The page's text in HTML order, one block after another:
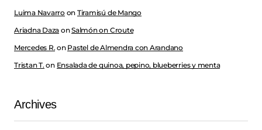
Luima Navarro on Tiramisú de Mango
Ariadna Daza onSalmón on Croute
Mercedes R. on Pastel de Almendra con Arandano
Tristan T. on Ensalada de quinoa, pepino, blueberries y menta
Archives